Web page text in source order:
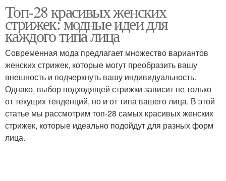
Бикси с короткой
челкой
волосы
Длинные волосы Волосы с прямым
Прически для полных
женщин
Красивые прически
Топ-28 красивых женских
стрижек: модные идеи для
каждого типа лица
Современная мода предлагает множество вариантов
женских стрижек, которые могут преобразить вашу
внешность и подчеркнуть вашу индивидуальность.
Однако, выбор подходящей стрижки зависит не только
от текущих тенденций, но и от типа вашего лица. В этой
статье мы рассмотрим топ-28 самых красивых женских
стрижек, которые идеально подойдут для разных форм
лица.